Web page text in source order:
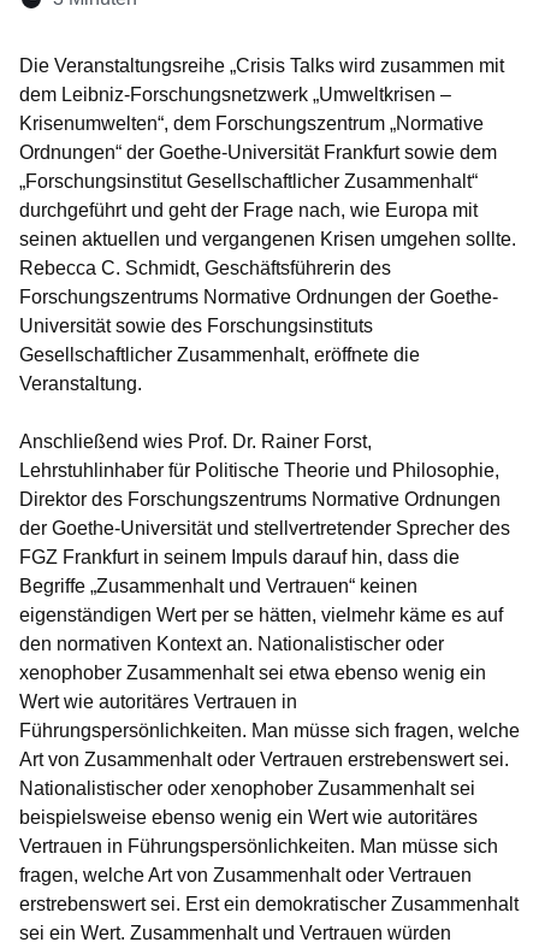
Die Veranstaltungsreihe „Crisis Talks wird zusammen mit
dem Leibniz-Forschungsnetzwerk „Umweltkrisen –
Krisenumwelten“, dem Forschungszentrum „Normative
Ordnungen“ der Goethe-Universität Frankfurt sowie dem
„Forschungsinstitut Gesellschaftlicher Zusammenhalt“
durchgeführt und geht der Frage nach, wie Europa mit
seinen aktuellen und vergangenen Krisen umgehen sollte.
Rebecca C. Schmidt, Geschäftsführerin des
Forschungszentrums Normative Ordnungen der Goethe-
Universität sowie des Forschungsinstituts
Gesellschaftlicher Zusammenhalt, eröffnete die
Veranstaltung.
Anschließend wies Prof. Dr. Rainer Forst,
Lehrstuhlinhaber für Politische Theorie und Philosophie,
Direktor des Forschungszentrums Normative Ordnungen
der Goethe-Universität und stellvertretender Sprecher des
FGZ Frankfurt in seinem Impuls darauf hin, dass die
Begriffe „Zusammenhalt und Vertrauen“ keinen
eigenständigen Wert per se hätten, vielmehr käme es auf
den normativen Kontext an. Nationalistischer oder
xenophober Zusammenhalt sei etwa ebenso wenig ein
Wert wie autoritäres Vertrauen in
Führungspersönlichkeiten. Man müsse sich fragen, welche
Art von Zusammenhalt oder Vertrauen erstrebenswert sei.
Nationalistischer oder xenophober Zusammenhalt sei
beispielsweise ebenso wenig ein Wert wie autoritäres
Vertrauen in Führungspersönlichkeiten. Man müsse sich
fragen, welche Art von Zusammenhalt oder Vertrauen
erstrebenswert sei. Erst ein demokratischer Zusammenhalt
sei ein Wert. Zusammenhalt und Vertrauen würden